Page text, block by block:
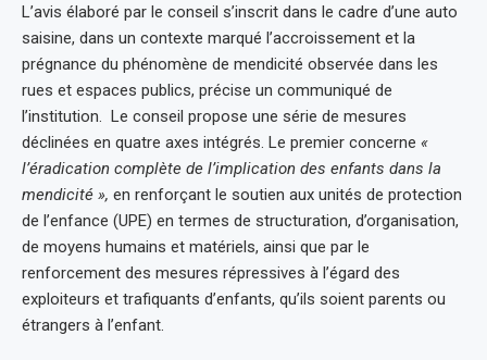
L’avis élaboré par le conseil s’inscrit dans le cadre d’une auto
saisine, dans un contexte marqué l’accroissement et la
prégnance du phénomène de mendicité observée dans les
rues et espaces publics, précise un communiqué de
l’institution. Le conseil propose une série de mesures
déclinées en quatre axes intégrés. Le premier concerne «
l’éradication complète de l’implication des enfants dans la
mendicité », en renforçant le soutien aux unités de protection
de l’enfance (UPE) en termes de structuration, d’organisation,
de moyens humains et matériels, ainsi que par le
renforcement des mesures répressives à l’égard des
exploiteurs et trafiquants d’enfants, qu’ils soient parents ou
étrangers à l’enfant.